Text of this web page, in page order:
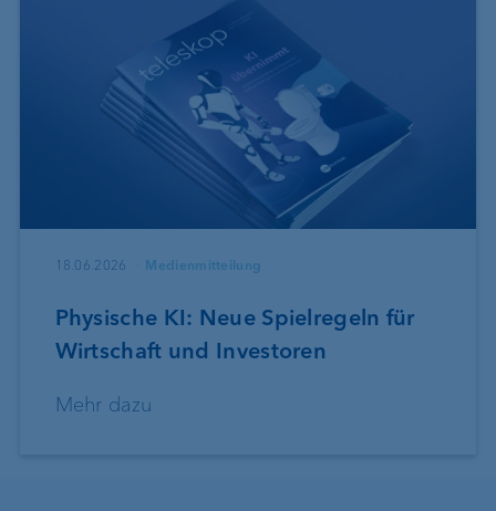
18.06.2026 Medienmitteilung
Physische KI: Neue Spielregeln für
Wirtschaft und Investoren
Mehr dazu